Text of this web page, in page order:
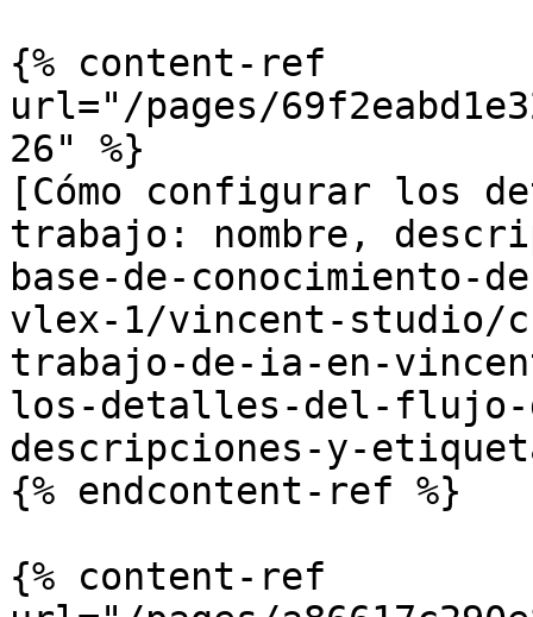
{% content-ref
url="/pages/
26" %}
[Cómo configurar los
trabajo: nombre,
base-de-
vlex-1/vincent-studio/
trabajo-de-ia-en-
los-detalles-del-flujo-
descripciones-y-
{% endcontent-ref %}
{% content-ref